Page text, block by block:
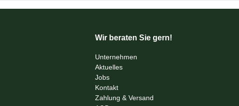
Wir beraten Sie gern!
Unternehmen
Aktuelles
Jobs
Kontakt
Zahlung & Versand